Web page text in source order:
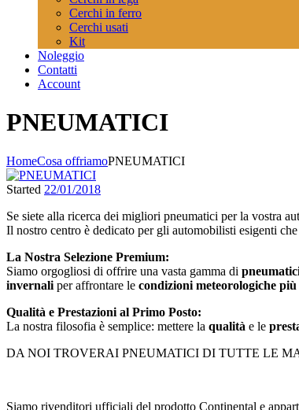
Cerchi in ferro
Cerchi usati
Kit
Noleggio
Contatti
Account
PNEUMATICI
HomeCosa offriamoPNEUMATICI
Started 22/01/2018
Se siete alla ricerca dei migliori pneumatici per la vostra
Il nostro centro è dedicato per gli automobilisti esigenti
La Nostra Selezione Premium:
Siamo orgogliosi di offrire una vasta gamma di
invernali per affrontare le condizioni meteorologiche più
Qualità e Prestazioni al Primo Posto:
La nostra filosofia è semplice: mettere la qualità e le
DA NOI TROVERAI PNEUMATICI DI TUTTE LE
Siamo rivenditori ufficiali del prodotto Continental e